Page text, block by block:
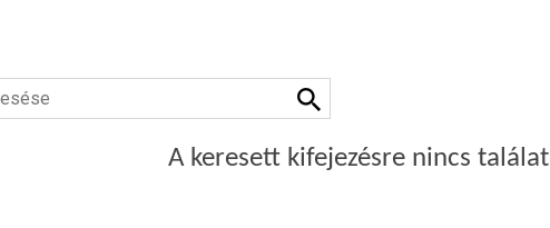
A keresett kifejezésre nincs találat